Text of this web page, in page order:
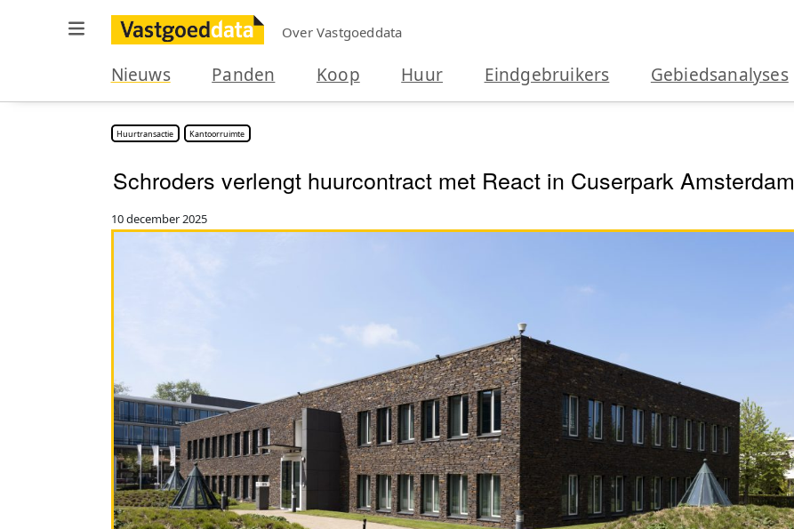
Over Vastgoeddata
Nieuws Panden Koop Huur Eindgebruikers Gebiedsanalyses
Huurtransactie Kantoorruimte
Schroders verlengt huurcontract met React in Cuserpark Amsterdam
10 december 2025